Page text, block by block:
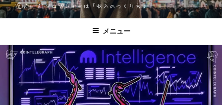
へ
ス
プ
選択」 AIソロプレナーは「収入のつくり方」
メニュー